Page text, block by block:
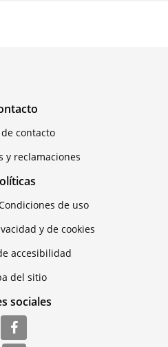
contacto
y reclamaciones
de uso
y de cookies
accesibilidad
del sitio
sociales